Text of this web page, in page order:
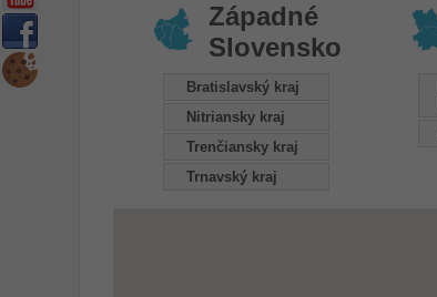
Západné
Slovensko
Bratislavský kraj
Nitriansky kraj
Trenčiansky kraj
Trnavský kraj